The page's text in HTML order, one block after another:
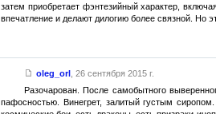
затем приобретает фэнтезийный характер,
впечатление и делают дилогию более связной. Но
oleg_orl, 26 сентября 2015 г.
Разочарован. После самобытного
пафосностью. Винегрет, залитый густым